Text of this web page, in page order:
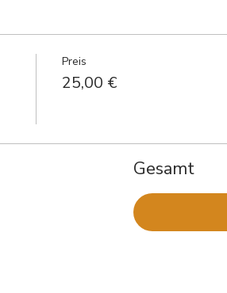
Preis
25,00 €
Gesamt